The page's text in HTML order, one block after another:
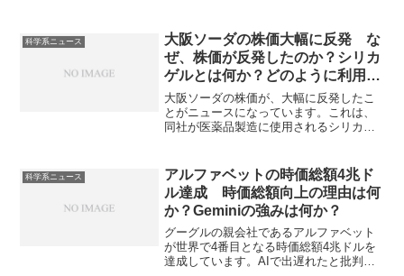
ー」は次世代のものづくりシステムを構
築することで、生産性向上と高度人材の
育成を目指す取り組みをおこなう研究セ
ンターです。テーマの一つである製造サ
イバーフィジカルシステムとは何か、具
体的な事例について知ることができま
す。
科学系ニュース
大阪ソーダの株価大幅に反発 な
ぜ、株価が反発したのか？シリカ
ゲルとは何か？どのように利用さ
れているのか？
大阪ソーダの株価が、大幅に反発したこ
とがニュースになっています。​これは、
同社が医薬品製造に使用されるシリカゲ
吸着性の高さから幅広い分野で利用され
ています。シリカゲルの特性、治療薬の
製造でどのように利用されているのかを
知ることができます。
科学系ニュース
アルファベットの時価総額4兆ド
ル達成 時価総額向上の理由は何
か？Geminiの強みは何か？
グーグルの親会社であるアルファベット
が世界で4番目となる時価総額4兆ドルを
達成しています。AIで出遅れたと批判さ